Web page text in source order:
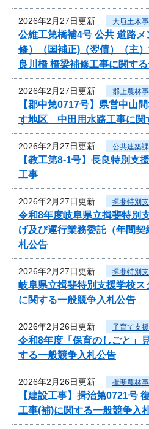
2026年2月27日更新 大垣土木
公維工第橋補4号 公共 道路
修）（国補正)（翌債）（主
良川橋 橋梁補修工事に関す
2026年2月27日更新 郡上農林
【郡中第0717号】県営中山
す地区 中田用水路工事に関
2026年2月27日更新 公共建築課
【教工第8-1号】長良特別支
工事
2026年2月27日更新 揖斐特別
令和8年度岐阜県立揖斐特別
げ及び運行業務委託（年間
札公告
2026年2月27日更新 揖斐特別
岐阜県立揖斐特別支援学校
に関する一般競争入札公告
2026年2月26日更新 子育て支
令和8年度「保育のしごと」
する一般競争入札公告
2026年2月26日更新 揖斐農林
【建設工事】揖治第0721号
工事(補)に関する一般競争入